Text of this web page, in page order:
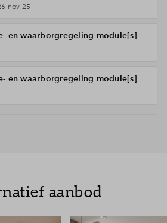
nov 25
en waarborgregeling module[s]
en waarborgregeling module[s]
aanbod